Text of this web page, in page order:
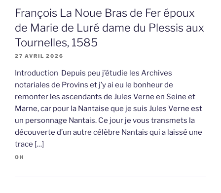
François La Noue Bras de Fer époux
de Marie de Luré dame du Plessis aux
Tournelles, 1585
27 AVRIL 2026
Introduction Depuis peu j’étudie les Archives
notariales de Provins et j’y ai eu le bonheur de
remonter les ascendants de Jules Verne en Seine et
Marne, car pour la Nantaise que je suis Jules Verne est
un personnage Nantais. Ce jour je vous transmets la
découverte d’un autre célèbre Nantais qui a laissé une
trace […]
OH